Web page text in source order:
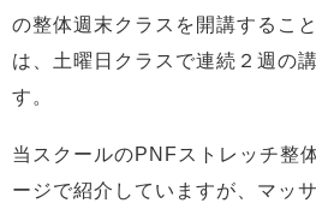
の整体週末クラスを開講するこ
は、土曜日クラスで連続２週の
す。
当スクールのPNFストレッチ整
ージで紹介していますが、マッ